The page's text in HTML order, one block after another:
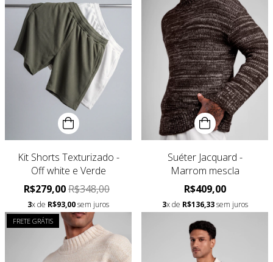
Kit Shorts Texturizado -
Off white e Verde
R$279,00R$348,00
3x de R$93,00sem juros
Suéter Jacquard -
Marrom mescla
R$409,00
3x de R$136,33sem juros
FRETE GRÁTIS